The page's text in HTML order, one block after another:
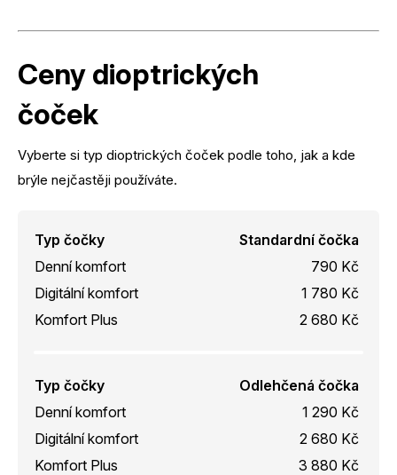
Ceny dioptrických
čoček
Vyberte si typ dioptrických čoček podle toho, jak a kde
brýle nejčastěji používáte.
Typ čočky
Standardní čočka
Denní komfort
790 Kč
Digitální komfort
1 780 Kč
Komfort Plus
2 680 Kč
Typ čočky
Odlehčená čočka
Denní komfort
1 290 Kč
Digitální komfort
2 680 Kč
Komfort Plus
3 880 Kč